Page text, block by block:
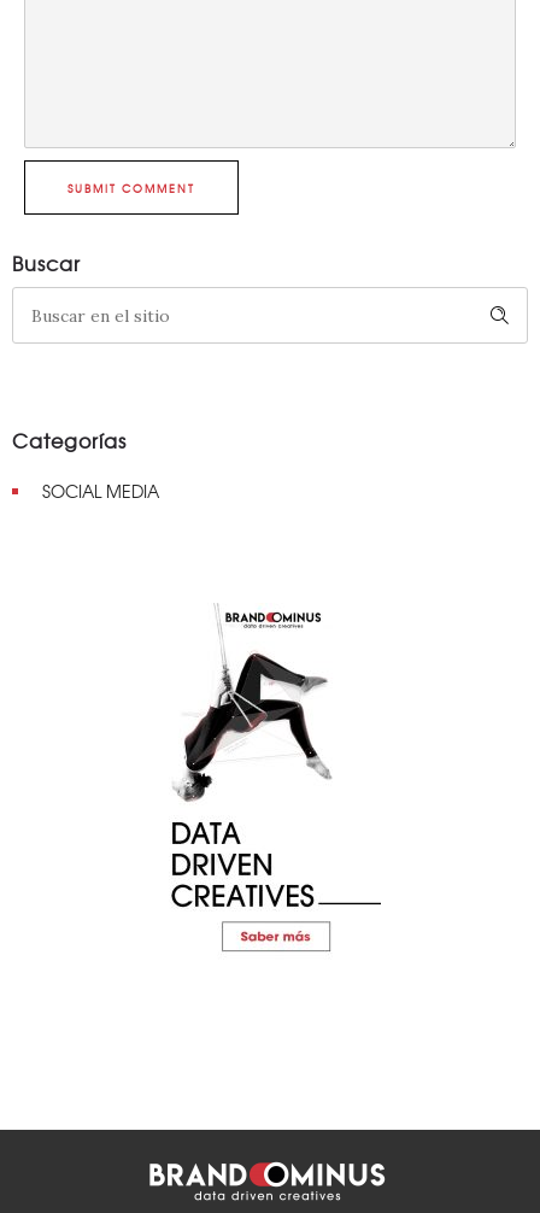
SUBMIT COMMENT
Buscar
Categorías
SOCIAL MEDIA